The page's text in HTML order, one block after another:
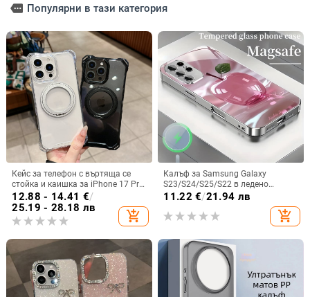
more Популярни в тази категория
Кейс за телефон с въртяща се
стойка и каишка за iPhone 17 Pro
Max, 16, 15 и iPhone 11
12.88 - 14.41 €/
25.19 - 28.18 лв
add_shopping_cart
Калъф за Samsung Galaxy
S23/S24/S25/S22 в ледено
кристално розово със стъклена
повърхност и метално боядисано
покритие
11.22 €/21.94 лв
add_shopping_cart